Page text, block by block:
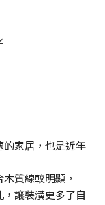
的家居，也是近年
質線較明顯，
讓裝潢更多了自